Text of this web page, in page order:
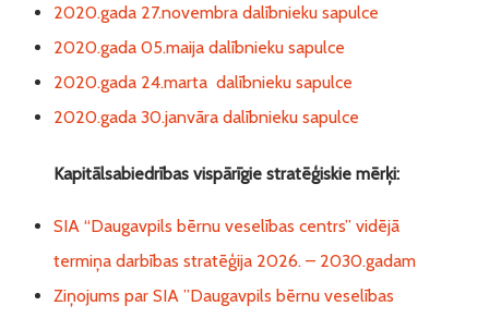
2020.gada 27.novembra dalībnieku sapulce
2020.gada 05.maija dalībnieku sapulce
2020.gada 24.marta dalībnieku sapulce
2020.gada 30.janvāra dalībnieku sapulce
Kapitālsabiedrības vispārīgie stratēģiskie mērķi:
SIA “Daugavpils bērnu veselības centrs” vidējā
termiņa darbības stratēģija 2026. – 2030.gadam
Ziņojums par SIA ’’Daugavpils bērnu veselības